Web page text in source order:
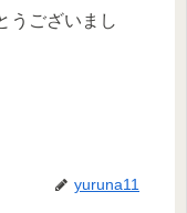
うございまし
yuruna11